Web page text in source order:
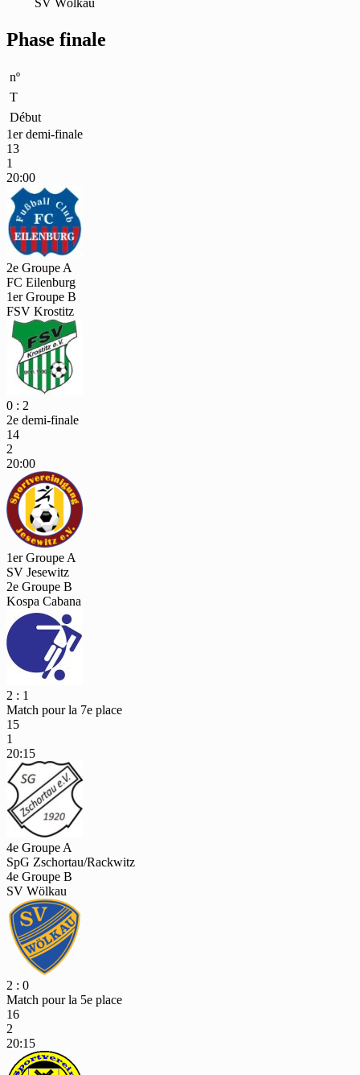
Phase finale
nº
T
Début
1er demi-finale
13
1
20:00
2e Groupe A
FC Eilenburg
1er Groupe B
FSV Krostitz
0 : 2
2e demi-finale
14
2
20:00
1er Groupe A
SV Jesewitz
2e Groupe B
Kospa Cabana
2 : 1
Match pour la 7e place
15
1
20:15
4e Groupe A
SpG Zschortau/Rackwitz
4e Groupe B
SV Wölkau
2 : 0
Match pour la 5e place
16
2
20:15